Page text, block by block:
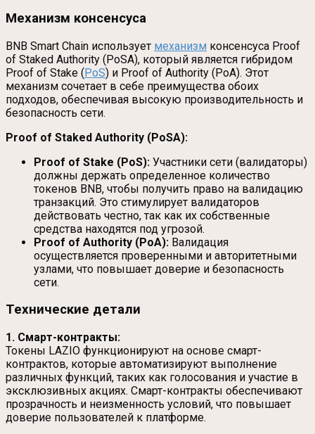
Механизм консенсуса
BNB Smart Chain использует механизм консенсуса Proof
of Staked Authority (PoSA), который является гибридом
Proof of Stake (PoS) и Proof of Authority (PoA). Этот
механизм сочетает в себе преимущества обоих
подходов, обеспечивая высокую производительность и
безопасность сети.
Proof of Staked Authority (PoSA):
Proof of Stake (PoS): Участники сети (валидаторы)
должны держать определенное количество
токенов BNB, чтобы получить право на валидацию
транзакций. Это стимулирует валидаторов
действовать честно, так как их собственные
средства находятся под угрозой.
Proof of Authority (PoA): Валидация
осуществляется проверенными и авторитетными
узлами, что повышает доверие и безопасность
сети.
Технические детали
1. Смарт-контракты:
Токены LAZIO функционируют на основе смарт-
контрактов, которые автоматизируют выполнение
различных функций, таких как голосования и участие в
эксклюзивных акциях. Смарт-контракты обеспечивают
прозрачность и неизменность условий, что повышает
доверие пользователей к платформе.